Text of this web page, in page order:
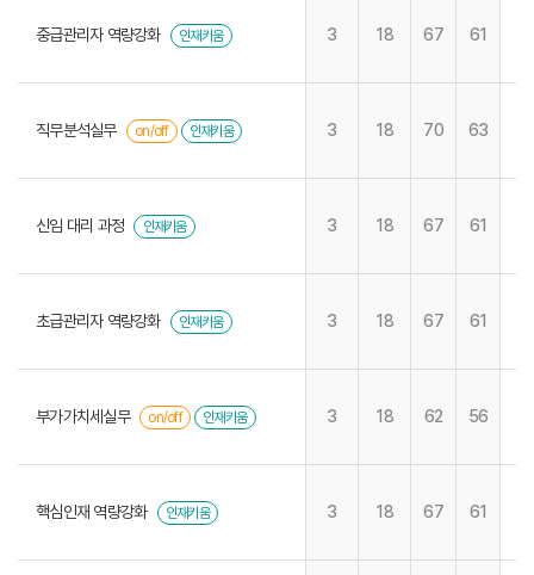
중급관리자 역량강화 인재키움 3 18 67 61
직무분석실무 on/off 인재키움 3 18 70 63
신임 대리 과정 인재키움 3 18 67 61
초급관리자 역량강화 인재키움 3 18 67 61
부가가치세실무 on/off 인재키움 3 18 62 56
핵심인재 역량강화 인재키움 3 18 67 61